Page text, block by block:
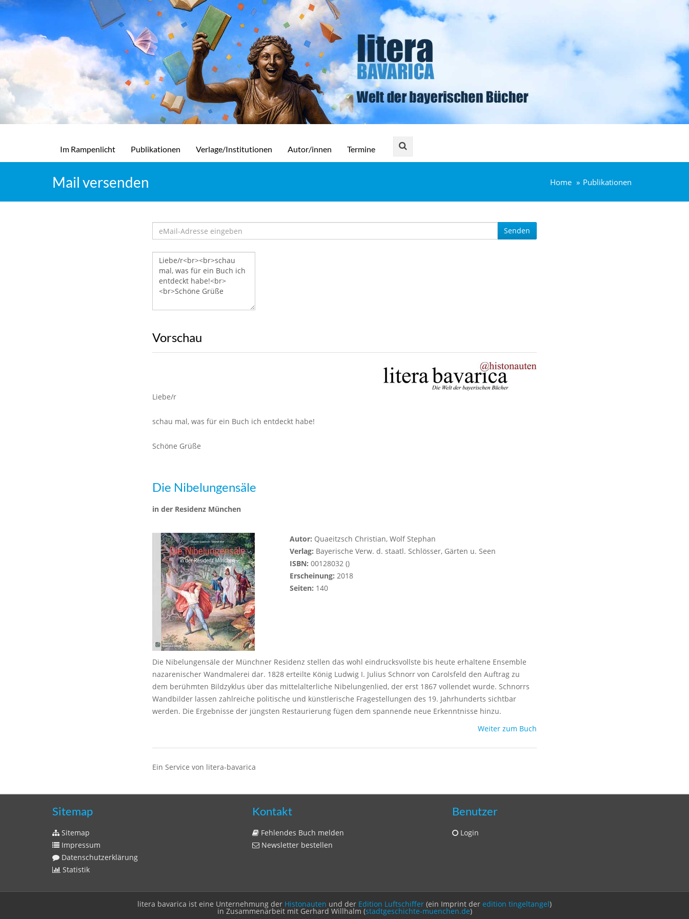
Im Rampenlicht Publikationen Verlage/Institutionen Autor/innen Termine
Mail versenden Home Publikationen
Senden
Vorschau
Liebe/r
schau mal, was für ein Buch ich entdeckt habe!
Schöne Grüße
Die Nibelungensäle
in der Residenz München
Autor: Quaeitzsch Christian, Wolf Stephan
Verlag: Bayerische Verw. d. staatl. Schlösser, Gärten u. Seen
ISBN: 00128032 ()
Erscheinung: 2018
Seiten: 140
Die Nibelungensäle der Münchner Residenz stellen das wohl eindrucksvollste bis heute erhaltene Ensemble
nazarenischer Wandmalerei dar. 1828 erteilte König Ludwig I. Julius Schnorr von Carolsfeld den Auftrag zu
dem berühmten Bildzyklus über das mittelalterliche Nibelungenlied, der erst 1867 vollendet wurde. Schnorrs
Wandbilder lassen zahlreiche politische und künstlerische Fragestellungen des 19. Jahrhunderts sichtbar
werden. Die Ergebnisse der jüngsten Restaurierung fügen dem spannende neue Erkenntnisse hinzu.
Weiter zum Buch
Ein Service von litera-bavarica
Sitemap
Sitemap
Impressum
Datenschutzerklärung
Statistik
Kontakt
Fehlendes Buch melden
Newsletter bestellen
Benutzer
Login
litera bavarica ist eine Unternehmung der Histonauten und der Edition Luftschiffer (ein Imprint der edition tingeltangel)
in Zusammenarbeit mit Gerhard Willhalm (stadtgeschichte-muenchen.de)